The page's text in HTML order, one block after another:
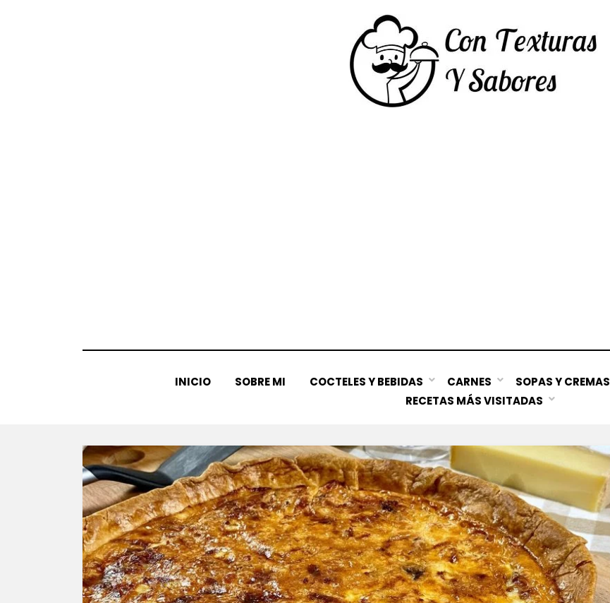
INICIO SOBRE MI COCTELES Y BEBIDAS CARNES SOPAS Y CREMAS
RECETAS MÁS VISITADAS